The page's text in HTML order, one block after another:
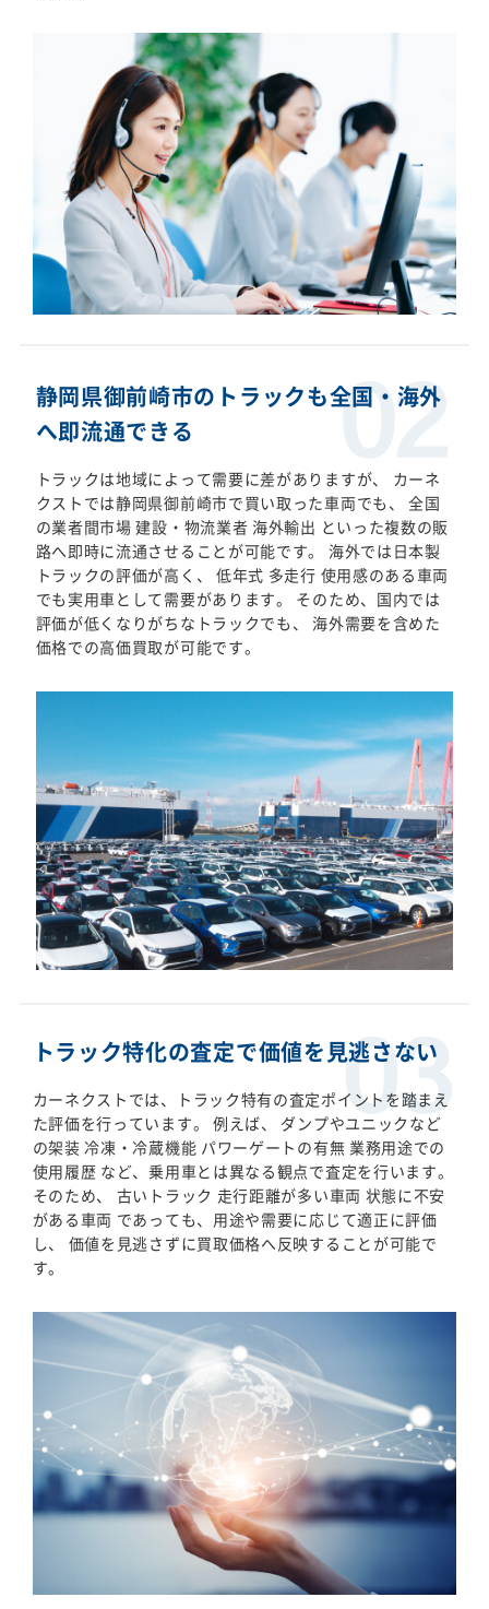
静岡県御前崎市のトラックも全国・海外
へ即流通できる
トラックは地域によって需要に差がありますが、 カーネ
クストでは静岡県御前崎市で買い取った車両でも、 全国
の業者間市場 建設・物流業者 海外輸出 といった複数の販
路へ即時に流通させることが可能です。 海外では日本製
トラックの評価が高く、 低年式 多走行 使用感のある車両
でも実用車として需要があります。 そのため、国内では
評価が低くなりがちなトラックでも、 海外需要を含めた
価格での高価買取が可能です。
トラック特化の査定で価値を見逃さない
カーネクストでは、トラック特有の査定ポイントを踏まえ
た評価を行っています。 例えば、 ダンプやユニックなど
の架装 冷凍・冷蔵機能 パワーゲートの有無 業務用途での
使用履歴 など、乗用車とは異なる観点で査定を行います。
そのため、 古いトラック 走行距離が多い車両 状態に不安
がある車両 であっても、用途や需要に応じて適正に評価
し、 価値を見逃さずに買取価格へ反映することが可能で
す。